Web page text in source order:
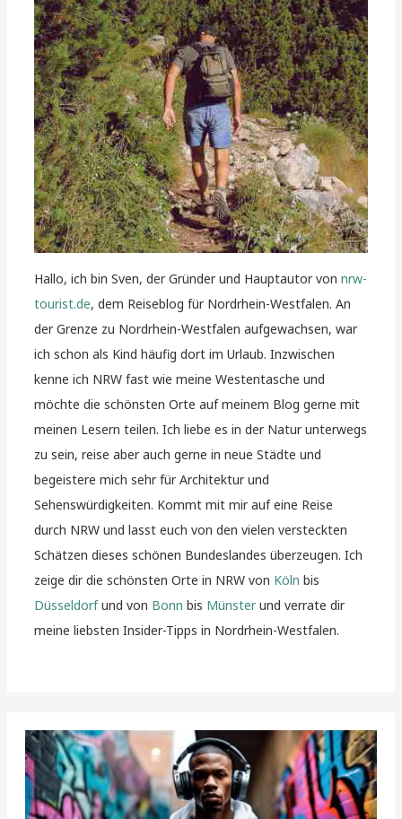
Hallo, ich bin Sven, der Gründer und Hauptautor vonnrw-
tourist.de, dem Reiseblog für Nordrhein-Westfalen. An
der Grenze zu Nordrhein-Westfalen aufgewachsen, war
ich schon als Kind häufig dort im Urlaub. Inzwischen
kenne ich NRW fast wie meine Westentasche und
möchte die schönsten Orte auf meinem Blog gerne mit
meinen Lesern teilen. Ich liebe es in der Natur unterwegs
zu sein, reise aber auch gerne in neue Städte und
begeistere mich sehr für Architektur und
Sehenswürdigkeiten. Kommt mit mir auf eine Reise
durch NRW und lasst euch von den vielen versteckten
Schätzen dieses schönen Bundeslandes überzeugen. Ich
zeige dir die schönsten Orte in NRW von Köln bis
Düsseldorfund von Bonn bis Münsterund verrate dir
meine liebsten Insider-Tipps in Nordrhein-Westfalen.